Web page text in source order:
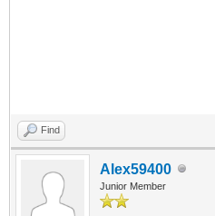
Find
Alex59400
Junior Member